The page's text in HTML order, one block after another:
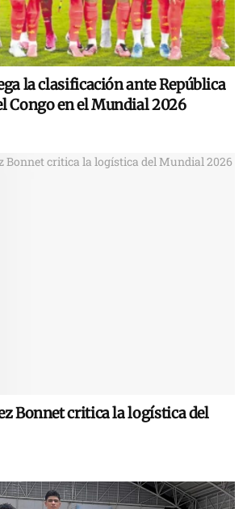
la clasificación ante República
Congo en el Mundial 2026
Bonnet critica la logística del